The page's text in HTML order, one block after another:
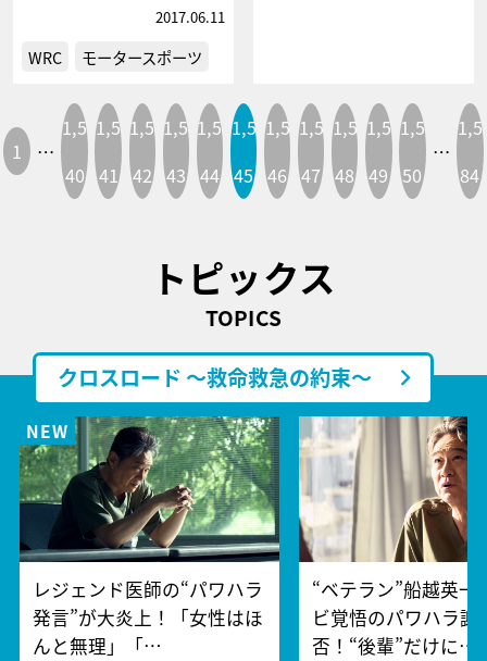
2017.06.11
WRC モータースポーツ
1 …
1,5
40
1,5
41
1,5
42
1,5
43
1,5
44
1,5
45
1,5
46
1,5
47
1,5
48
1,5
49
1,5
50
…
1,5
84
トピックス
TOPICS
クロスロード ～救命救急の約束～
レジェンド医師の“パワハラ
発言”が大炎上！「女性はほ
んと無理」「…
“ベテラン”船越英一
ビ覚悟のパワハラ謝
否！“後輩”だけに…